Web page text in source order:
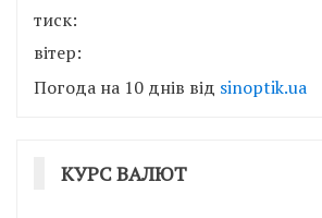
тиск:
вітер:
Погода на 10 днів від sinoptik.ua
КУРС ВАЛЮТ